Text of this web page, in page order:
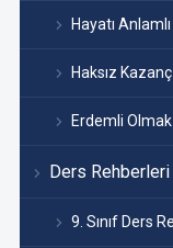
Hayatı
Haksız Kazanç
Erdemli Olmak
Ders Rehberleri
9. Sınıf Ders